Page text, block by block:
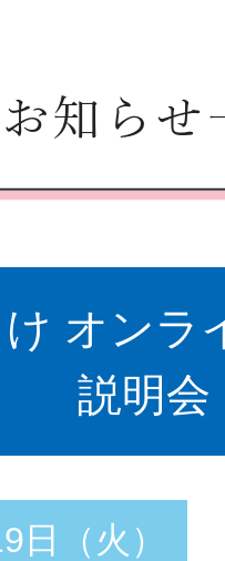
体制
取り組み
ト
生
お知らせ
オンラ
説明会
日（火）